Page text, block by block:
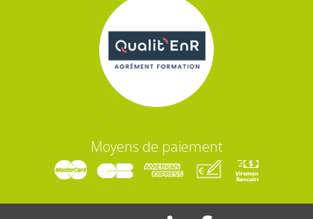
Moyens de paiement